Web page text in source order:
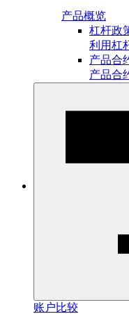
产品概览
杠杆政
利用杠
产品合
产品合
账户比较